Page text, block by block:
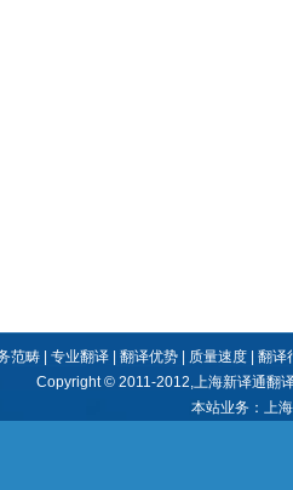
范畴 专业翻译 翻译优势 质量速度
翻译
Copyright © 2011-2012,上海新译通翻
本站业务： 上